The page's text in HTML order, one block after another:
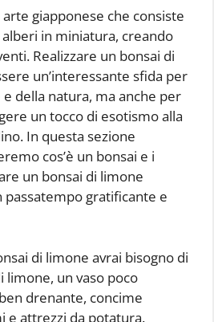
arte giapponese che consiste
in miniatura, creando
Realizzare un bonsai di
un’interessante sfida per
della natura, ma anche per
un tocco di esotismo alla
In questa sezione
cos’è un bonsai e i
un bonsai di limone
gratificante e
di limone avrai bisogno di
limone, un vaso poco
drenante, concime
e attrezzi da potatura.